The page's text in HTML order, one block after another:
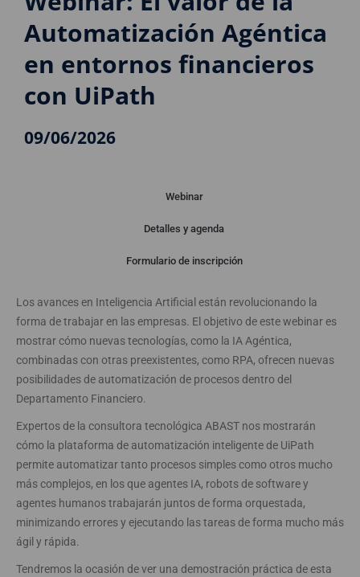
Automatización Agéntica
en entornos financieros
con UiPath
09/06/2026
Webinar
Detalles y agenda
Formulario de inscripción
Los avances en Inteligencia Artificial están revolucionando la
forma de trabajar en las empresas. El objetivo de este webinar es
mostrar cómo nuevas tecnologías, como la IA Agéntica,
combinadas con otras preexistentes, como RPA, ofrecen nuevas
posibilidades de automatización de procesos dentro del
Departamento Financiero.
Expertos de la consultora tecnológica ABAST nos mostrarán
cómo la plataforma de automatización inteligente de UiPath
permite automatizar tanto procesos simples como otros mucho
más complejos, en los que agentes IA, robots de software y
agentes humanos trabajarán juntos de forma orquestada,
minimizando errores y ejecutando las tareas de forma mucho más
ágil y rápida.
Tendremos la ocasión de ver una demostración práctica de esta